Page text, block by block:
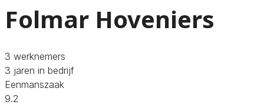
Folmar Hoveniers
3 werknemers
3 jaren in bedrijf
Eenmanszaak
9.2